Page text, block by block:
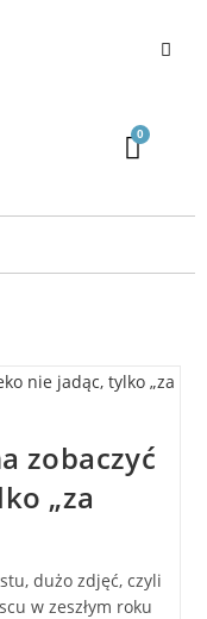
zobaczyć
„za
dużo zdjęć, czyli
w zeszłym roku